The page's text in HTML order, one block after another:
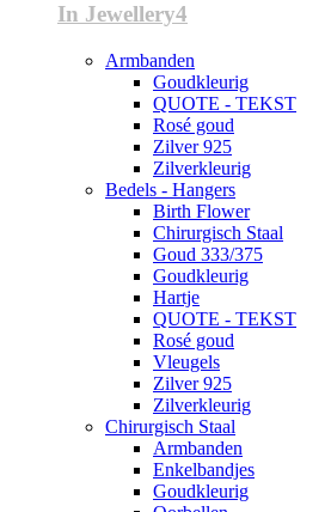
In Jewellery4
Armbanden
Goudkleurig
QUOTE - TEKST
Rosé goud
Zilver 925
Zilverkleurig
Bedels - Hangers
Birth Flower
Chirurgisch Staal
Goud 333/375
Goudkleurig
Hartje
QUOTE - TEKST
Rosé goud
Vleugels
Zilver 925
Zilverkleurig
Chirurgisch Staal
Armbanden
Enkelbandjes
Goudkleurig